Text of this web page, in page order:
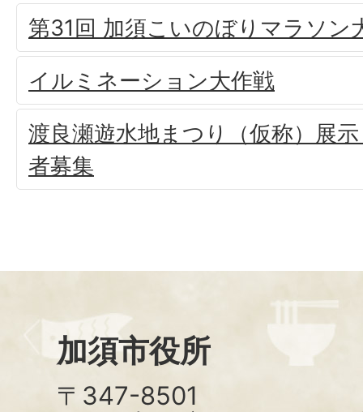
第31回 加須こいのぼりマラソン
イルミネーション大作戦
渡良瀬遊水地まつり（仮称）展
者募集
加須市役所
〒347-8501